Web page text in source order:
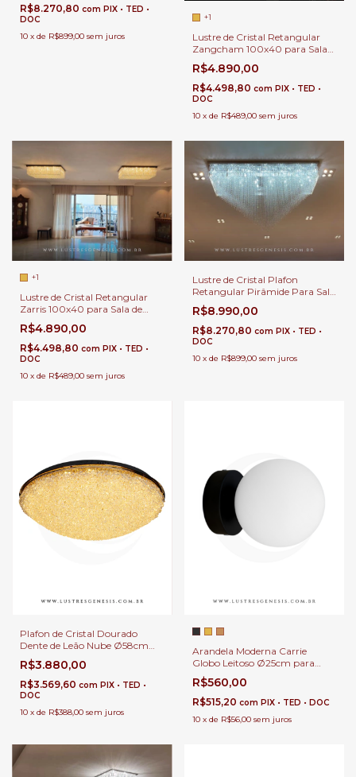
R$8.270,80 com PIX • TED •
DOC
10 x de R$899,00 sem juros
+1
Lustre de Cristal Retangular
Zangcham 100x40 para Sala
de Jantar e Sala de Estar.
R$4.890,00
R$4.498,80 com PIX • TED •
DOC
10 x de R$489,00 sem juros
+1
Lustre de Cristal Retangular
Zarris 100x40 para Sala de
Jantar e Sala de Estar.
R$4.890,00
R$4.498,80 com PIX • TED •
DOC
10 x de R$489,00 sem juros
Lustre de Cristal Plafon
Retangular Pirâmide Para Sala
de Estar e Jantar
R$8.990,00
R$8.270,80 com PIX • TED •
DOC
10 x de R$899,00 sem juros
Plafon de Cristal Dourado
Dente de Leão Nube Ø58cm
LED Integrado 5700Lm Para
Quartos, Suíte e Sala de Estar
R$3.880,00
R$3.569,60 com PIX • TED •
DOC
10 x de R$388,00 sem juros
Arandela Moderna Carrie
Globo Leitoso Ø25cm para
Cabeceira de Cama e Lavabos
R$560,00
R$515,20 com PIX • TED • DOC
10 x de R$56,00 sem juros